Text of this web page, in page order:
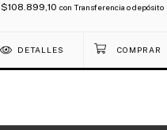
$108.899,10 con Transferencia o depósito
DETALLES